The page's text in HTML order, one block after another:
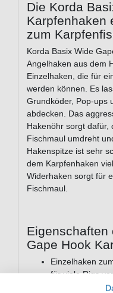
Die Korda
Karpfenhaken
zum
Korda Basix Wide
Angelhaken aus dem
Einzelhaken, die für
werden können. Es
Grundköder, Pop-ups
abdecken. Das
Hakenöhr sorgt dafür,
Fischmaul umdreht
Hakenspitze ist sehr
dem Karpfenhaken
Widerhaken sorgt für
Fischmaul.
Eigenschaften
Gape Hook
Einzelhaken
für viele Rigs
nach innen